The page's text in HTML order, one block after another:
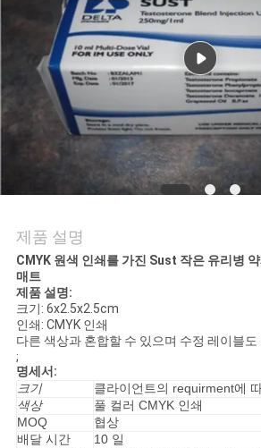
주
세
요
뉴
스
경
우
사
제품 설명
CMYK 원색 인쇄를 가진 Sust 작은 유리병
매트
제품 설명:
크기: 6x2.5x2.5cm
인쇄: CMYK 인쇄
다른 색상과 혼합할 수 있으며 수정 레이블도
;
명세서:
크기
클라이언트의 requirment에
색상
풀 컬러 CMYK 인쇄
MOQ
협상
배달 시간
10 일